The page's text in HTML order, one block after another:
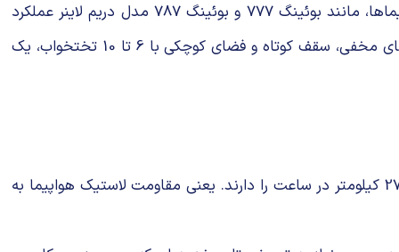
در پروازهای با مسافت طولانی، خدمه کابین به مدت 16 ساعت در روز کار می کنند. برای کمک به رفع خستگی آنها برخی از هواپیماها، مانند بوئینگ 777 و بوئینگ 787 مدل دریم لاینر عملکرد
بهتری دارند، چرا که دارای اتاق خواب کوچکی برای استراحت کوتاه مدت خدمه هستند. این اتاق های خواب، معمولاً دارای راه پله های مخفی، سقف کوتاه و فضای کوچکی با 6 تا 10 تختخواب، یک
چرخ های هواپیما، طوری طراحی شده اند که وزنی باورنکردنی (38 تن!) را تحمل می کنند و توانایی برخورد با زمین در سرعت 273.5 کیلومتر در ساعت را دارند. یعنی مقاومت لاستیک هواپیما به